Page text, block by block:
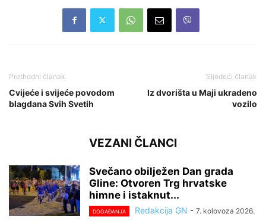
Prethodni članak
Cvijeće i svijeće povodom
blagdana Svih Svetih
Sljedeći članak
Iz dvorišta u Maji ukradeno
vozilo
VEZANI ČLANCI
Svečano obilježen Dan grada
Gline: Otvoren Trg hrvatske
himne i istaknut...
DOGAĐANJA Redakcija GN - 7. kolovoza 2026.